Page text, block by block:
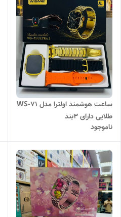
ساعت هوشمند اولترا مدل WS-71
طلایی دارای 3بند
ناموجود